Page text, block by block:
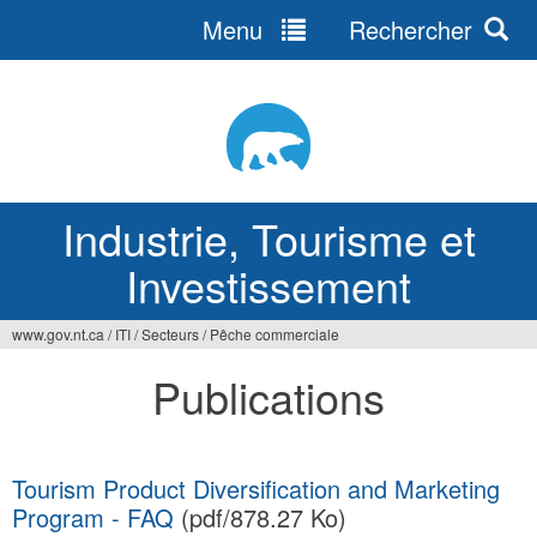
Industrie, Tourisme et
Investissement
Menu Rechercher
www.gov.nt.ca / ITI/Secteurs/ Pêche commerciale
Publications
Tourism Product Diversification and Marketing
Program - FAQ (pdf/878.27 Ko)